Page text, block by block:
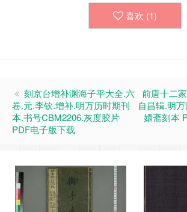
喜欢 (1)
刻京台增补渊海子平大全.六
卷.元.李钦.增补.明万历时期刊
本.书号CBM2206.灰度胶片
PDF电子版下载
前唐十二
自昌辑.明
嬛斋刻本